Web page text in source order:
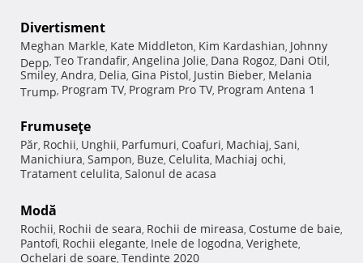
Divertisment
Meghan Markle, Kate Middleton, Kim Kardashian, Johnny
Depp, Teo Trandafir, Angelina Jolie, Dana Rogoz, Dani Otil,
Smiley, Andra, Delia, Gina Pistol, Justin Bieber, Melania
Trump, Program TV, Program Pro TV, Program Antena 1
Frumuseţe
Păr, Rochii, Unghii, Parfumuri, Coafuri, Machiaj, Sani,
Manichiura, Sampon, Buze, Celulita, Machiaj ochi,
Tratament celulita, Salonul de acasa
Modă
Rochii, Rochii de seara, Rochii de mireasa, Costume de baie,
Pantofi, Rochii elegante, Inele de logodna, Verighete,
Ochelari de soare, Tendinte 2020